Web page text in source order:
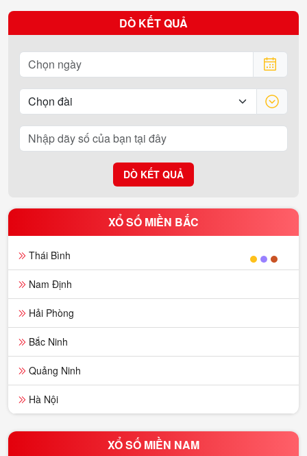
DÒ KẾT QUẢ
DÒ KẾT QUẢ
XỔ SỐ MIỀN BẮC
Thái Bình
Nam Định
Hải Phòng
Bắc Ninh
Quảng Ninh
Hà Nội
XỔ SỐ MIỀN NAM